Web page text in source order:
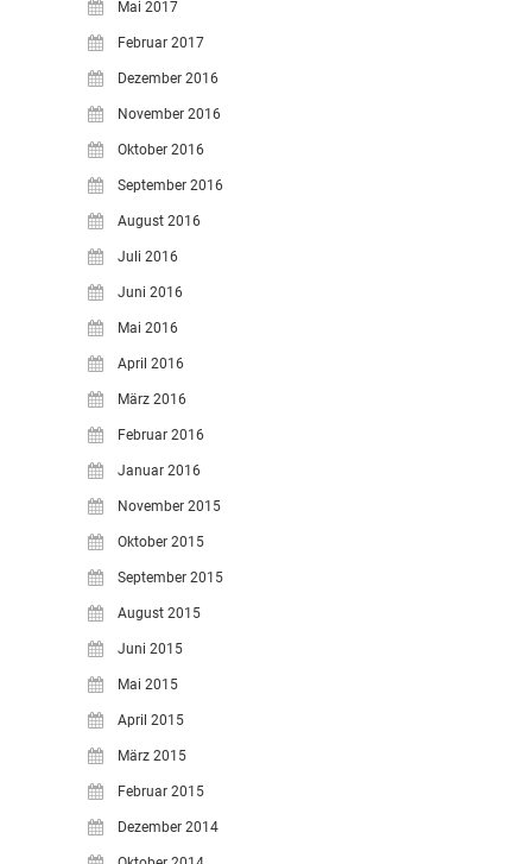
Mai 2017
Februar 2017
Dezember 2016
November 2016
Oktober 2016
September 2016
August 2016
Juli 2016
Juni 2016
Mai 2016
April 2016
März 2016
Februar 2016
Januar 2016
November 2015
Oktober 2015
September 2015
August 2015
Juni 2015
Mai 2015
April 2015
März 2015
Februar 2015
Dezember 2014